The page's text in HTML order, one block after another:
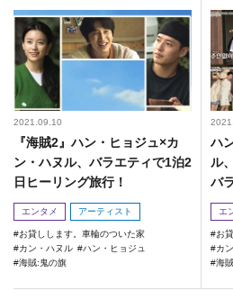
2021.09.10
『海賊2』ハン・ヒョジュ×カ
ン・ハヌル、バラエティで1泊2
日ヒーリング旅行！
エンタメ アーティスト
お貸しします。車輪のついた家
カン・ハヌル
ハン・ヒョジュ
海賊:鬼の旗
ハ
ル
バ
エ
お
カ
海